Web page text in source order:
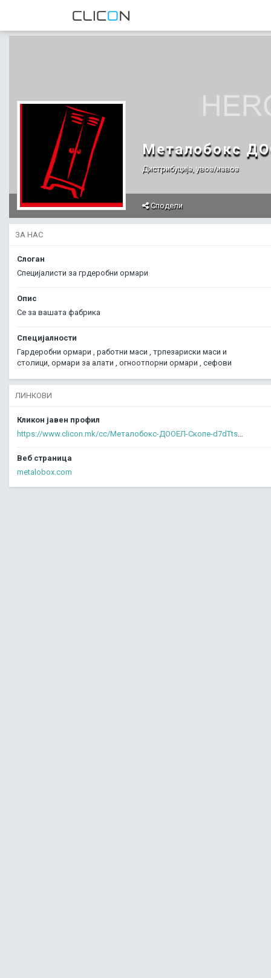
Металобокс
Дистрибуција, увоз/извоз
Сподели
ЗА НАС
Слоган
Специјалисти за грдеробни ормари
Опис
Се за вашата фабрика
Специјалности
Гардеробни ормари , работни маси , трпезариски маси и
столици, ормари за алати , огноотпорни ормари , сефови
ЛИНКОВИ
Кликон јавен профил
https://www.clicon.mk/cc/Металобокс-ДООЕЛ-Скопе-d7dTtswAA0V
Веб страница
metalobox.com